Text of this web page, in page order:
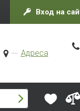
Вход на
Адреса